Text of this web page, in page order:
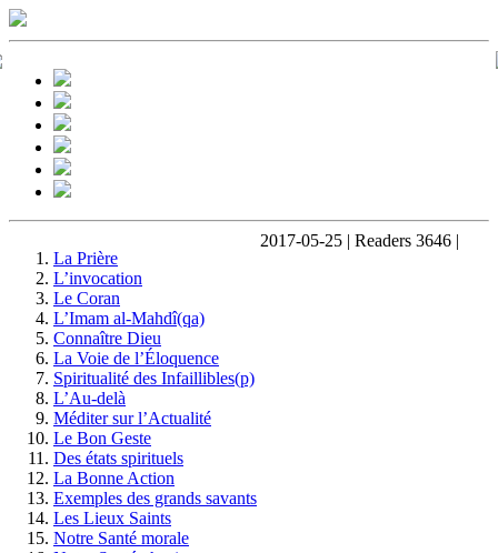
La Prière
L’invocation
Le Coran
L’Imam al-Mahdî(qa)
Connaître Dieu
La Voie de l’Éloquence
Spiritualité des Infaillibles(p)
L’Au-delà
Méditer sur l’Actualité
Le Bon Geste
Des états spirituels
La Bonne Action
Exemples des grands savants
Les Lieux Saints
Notre Santé morale
2017-05-25 | Readers 3646 |